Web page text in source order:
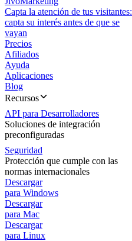
Capta la atención de tus visitantes:
capta su interés antes de que se
vayan
Precios
Afiliados
Ayuda
Aplicaciones
Blog
Recursos
API para Desarrolladores
Soluciones de integración
preconfiguradas
Seguridad
Protección que cumple con las
normas internacionales
Descargar
para Windows
Descargar
para Mac
Descargar
para Linux